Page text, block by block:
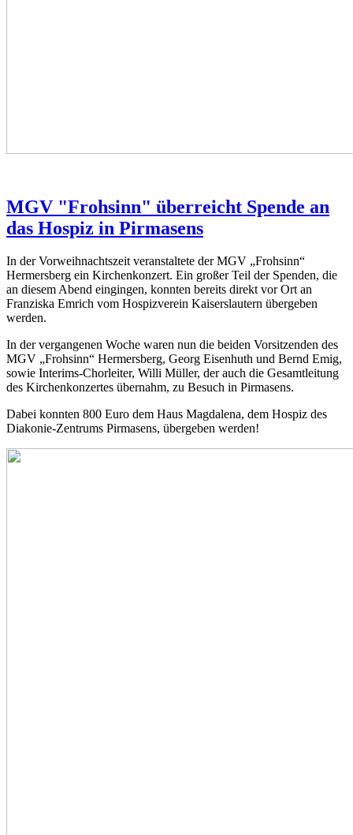
MGV "Frohsinn" überreicht Spende an
das Hospiz in Pirmasens
In der Vorweihnachtszeit veranstaltete der MGV „Frohsinn“
Hermersberg ein Kirchenkonzert. Ein großer Teil der Spenden, die
an diesem Abend eingingen, konnten bereits direkt vor Ort an
Franziska Emrich vom Hospizverein Kaiserslautern übergeben
werden.
In der vergangenen Woche waren nun die beiden Vorsitzenden des
MGV „Frohsinn“ Hermersberg, Georg Eisenhuth und Bernd Emig,
sowie Interims-Chorleiter, Willi Müller, der auch die Gesamtleitung
des Kirchenkonzertes übernahm, zu Besuch in Pirmasens.
Dabei konnten 800 Euro dem Haus Magdalena, dem Hospiz des
Diakonie-Zentrums Pirmasens, übergeben werden!